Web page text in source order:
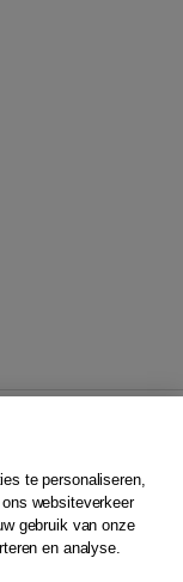
te personaliseren,
websiteverkeer
gebruik van onze
en analyse.